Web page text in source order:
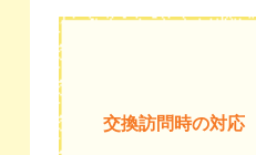
交換訪問時の対応